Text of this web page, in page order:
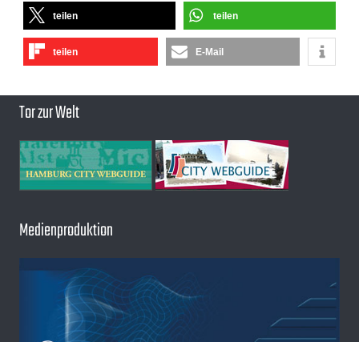
teilen teilen
teilen E-Mail
Tor zur Welt
Medienproduktion